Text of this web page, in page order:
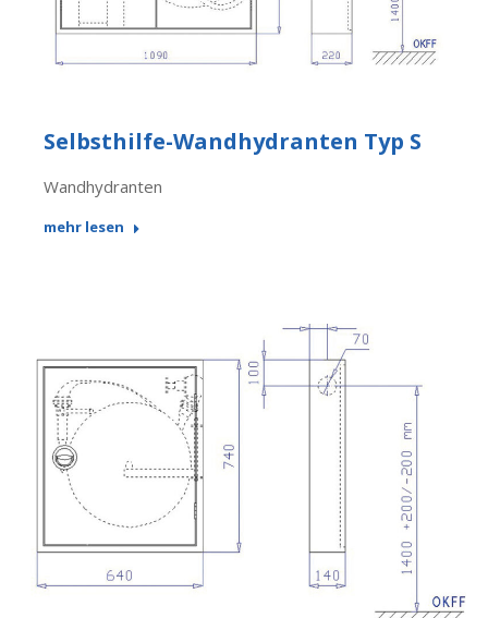
Selbsthilfe-Wandhydranten Typ S
Wandhydranten
mehr lesen